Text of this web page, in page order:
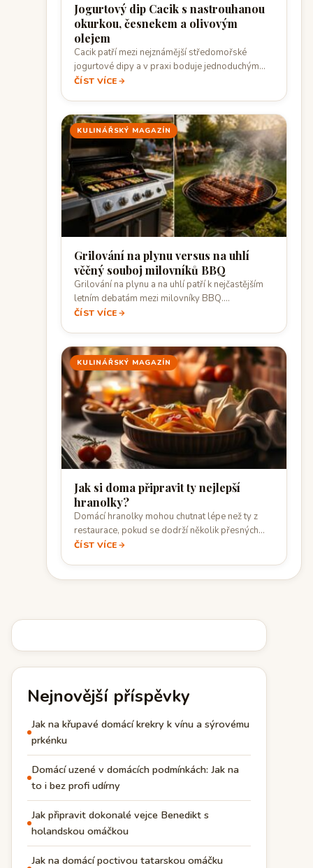
Jogurtový dip Cacik s nastrouhanou
okurkou, česnekem a olivovým
olejem
Cacik patří mezi nejznámější středomořské
jogurtové dipy a v praxi boduje jednoduchým
složením i…
ČÍST VÍCE
KULINÁŘSKÝ MAGAZÍN
Grilování na plynu versus na uhlí
věčný souboj milovníků BBQ
Grilování na plynu a na uhlí patří k nejčastějším
letním debatám mezi milovníky BBQ.…
ČÍST VÍCE
KULINÁŘSKÝ MAGAZÍN
Jak si doma připravit ty nejlepší
hranolky?
Domácí hranolky mohou chutnat lépe než ty z
restaurace, pokud se dodrží několik přesných…
ČÍST VÍCE
Nejnovější příspěvky
Jak na křupavé domácí krekry k vínu a sýrovému
prkénku
Domácí uzené v domácích podmínkách: Jak na
to i bez profi udírny
Jak připravit dokonalé vejce Benedikt s
holandskou omáčkou
Jak na domácí poctivou tatarskou omáčku